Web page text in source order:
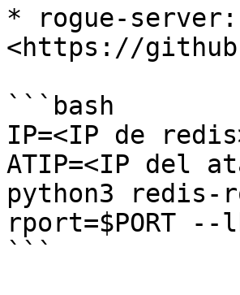
* rogue-server:
<https://
```bash
IP=<IP de
ATIP=<IP del
python3 redis-
rport=$PORT --
```